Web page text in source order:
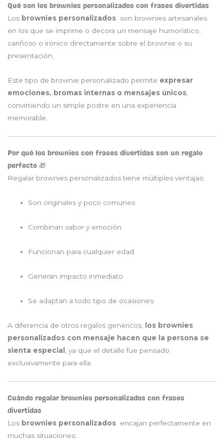
Qué son los brownies personalizados con frases divertidas
Los brownies personalizados son brownies artesanales
en los que se imprime o decora un mensaje humorístico,
cariñoso o irónico directamente sobre el brownie o su
presentación.
Este tipo de brownie personalizado permite expresar
emociones, bromas internas o mensajes únicos
convirtiendo un simple postre en una experiencia
memorable.
Por qué los brownies con frases divertidas son un regalo
perfecto 🎁
Regalar brownies personalizados tiene múltiples ventajas:
Son originales y poco comunes
Combinan sabor y emoción
Funcionan para cualquier edad
Generan impacto inmediato
Se adaptan a todo tipo de ocasiones
A diferencia de otros regalos genéricos,
los brownies
personalizados con mensaje hacen que la persona se
sienta especial
, ya que el detalle fue pensado
exclusivamente para ella.
Cuándo regalar brownies personalizados con frases
divertidas
Los brownies personalizados encajan perfectamente en
muchas situaciones: